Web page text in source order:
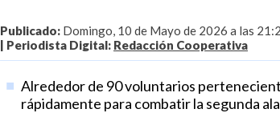
Publicado: Domingo, 10 de Mayo de 2026 a las
| Periodista Digital: Redacción Cooperativa
Alrededor de 90 voluntarios
rápidamente para combatir la segunda